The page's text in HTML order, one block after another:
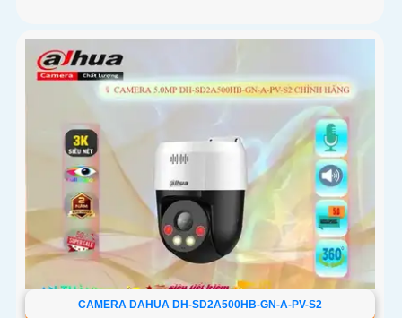
CAMERA DAHUA DH-SD2A500HB-GN-A-PV-S2